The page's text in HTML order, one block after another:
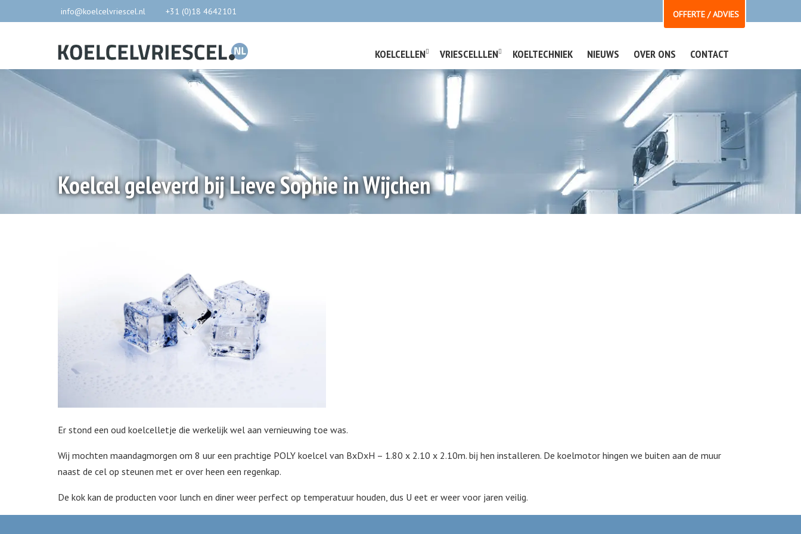
info@koelcelvriescel.nl +31 (0)18 4642101 OFFERTE / ADVIES
KOELCELLEN VRIESCELLLEN KOELTECHNIEK NIEUWS OVER ONS CONTACT
Koelcel geleverd bij Lieve Sophie in Wijchen
Er stond een oud koelcelletje die werkelijk wel aan vernieuwing toe was.
Wij mochten maandagmorgen om 8 uur een prachtige POLY koelcel van BxDxH – 1.80 x 2.10 x 2.10m. bij hen installeren. De koelmotor hingen we buiten aan de muur
naast de cel op steunen met er over heen een regenkap.
De kok kan de producten voor lunch en diner weer perfect op temperatuur houden, dus U eet er weer voor jaren veilig.